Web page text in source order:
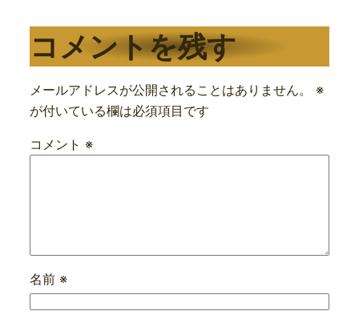
コメントを残す
メールアドレスが公開されることはありません。
※
が付いている欄は必須項目です
コメント ※
名前 ※